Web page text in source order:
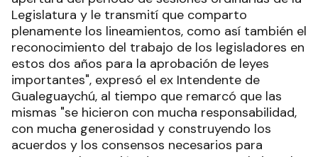
Legislatura y le transmití que comparto
plenamente los lineamientos, como así también el
reconocimiento del trabajo de los legisladores en
estos dos años para la aprobación de leyes
importantes", expresó el ex Intendente de
Gualeguaychú, al tiempo que remarcó que las
mismas "se hicieron con mucha responsabilidad,
con mucha generosidad y construyendo los
acuerdos y los consensos necesarios para